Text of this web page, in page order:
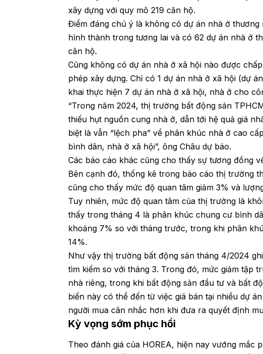
xây dựng với quy mô 219 căn hộ.
Điểm đáng chú ý là không có dự án nhà ở
hình thành trong tương lai và có 62 dự án nhà ở
căn hộ.
Cũng không có dự án nhà ở xã hội nào được
phép xây dựng. Chỉ có 1 dự án nhà ở xã hội (dự
khai thực hiện 7 dự án nhà ở xã hội, nhà ở cho
“Trong năm 2024, thị trường bất động sản
thiếu hụt nguồn cung nhà ở, dẫn tới hệ quả giá
biệt là vẫn “lệch pha” về phân khúc nhà ở cao
bình dân, nhà ở xã hội”, ông Châu dự báo.
Các báo cáo khác cũng cho thấy sự tương đồng
Bên cạnh đó, thống kê trong báo cáo thị trường
cũng cho thấy mức độ quan tâm giảm 3% và
Tuy nhiên, mức độ quan tâm của thị trường là
thấy trong tháng 4 là phân khúc chung cư bình
khoảng 7% so với tháng trước, trong khi phân
14%.
Như vậy thị trường bất động sản tháng 4/2024
tìm kiếm so với tháng 3. Trong đó, mức giảm tập
nhà riêng, trong khi bất động sản đầu tư và bất
biến này có thể đến từ việc giá bán tại nhiều dự
người mua cân nhắc hơn khi đưa ra quyết định
Kỳ vọng sớm phục hồi
Theo đánh giá của HOREA, hiện nay vướng